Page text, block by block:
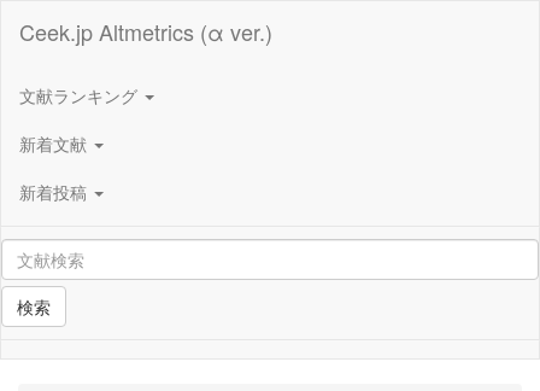
Ceek.jp Altmetrics (α ver.)
文献ランキング
新着文献
新着投稿
検索